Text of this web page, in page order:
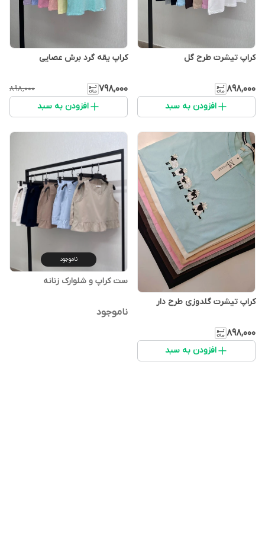
کراپ تیشرت طرح گل
۸۹۸٬۰۰۰
افزودن به سبد
کراپ یقه گرد برش عصایی
۷۹۸٬۰۰۰ ۸۹۸٬۰۰۰
افزودن به سبد
کراپ تیشرت گلدوزی طرح دار
۸۹۸٬۰۰۰
افزودن به سبد
ناموجود
ست کراپ و شلوارک زنانه
ناموجود